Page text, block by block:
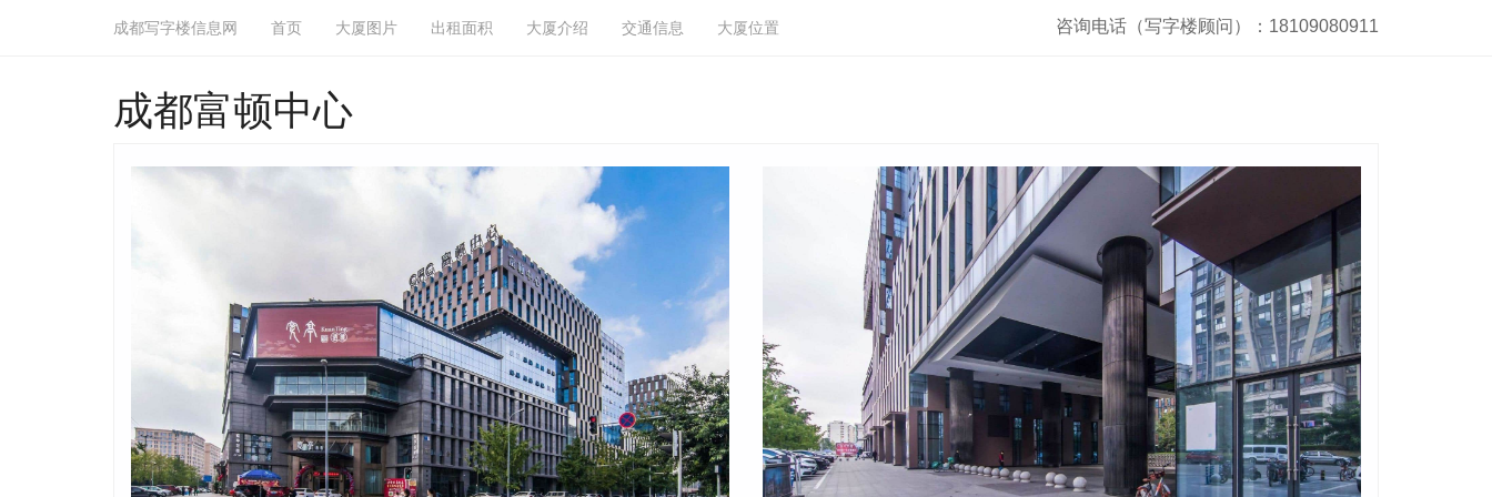
成都写字楼信息网 首页 大厦图片 出租面积 大厦介绍 交通信息 大厦位置 咨询电话（写字楼顾问）：18109080911
成都富顿中心